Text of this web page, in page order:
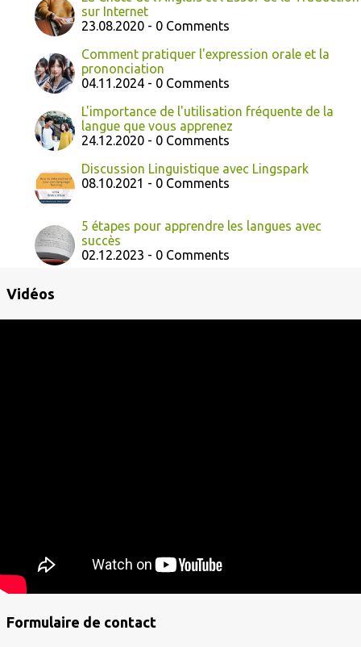
sur Internet
23.08.2020 - 0 Comments
Comment pratiquer l'expression orale et la
prononciation
04.11.2024 - 0 Comments
L'importance de l'utilisation fréquente de la
langue que vous apprenez
24.12.2020 - 0 Comments
Discussion Linguistique avec Lingspark
08.10.2021 - 0 Comments
5 étapes pour apprendre les langues avec
succès
02.12.2023 - 0 Comments
Vidéos
Formulaire de contact